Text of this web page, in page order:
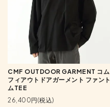
CMF OUTDOOR GARMENT コム
フィアウトドアガーメント ファント
ムTEE
26,400円(税込)